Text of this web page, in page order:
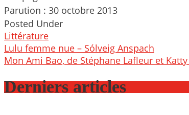
Parution : 30 octobre 2013
Posted Under
Littérature
Post
navigation
Lulu femme nue – Sólveig Anspach
Mon Ami Bao, de Stéphane Lafleur et
Derniers articles